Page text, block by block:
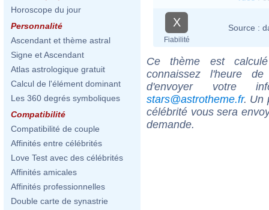
Horoscope du jour
Personnalité
Ascendant et thème astral
Signe et Ascendant
Atlas astrologique gratuit
Calcul de l'élément dominant
Les 360 degrés symboliques
Compatibilité
Compatibilité de couple
Affinités entre célébrités
Love Test avec des célébrités
Affinités amicales
Affinités professionnelles
Double carte de synastrie
X
Fiabilité
Source :
Ce thème est
connaissez l'heure
d'envoyer votre
stars@astrotheme.fr. Un
célébrité vous sera
demande.